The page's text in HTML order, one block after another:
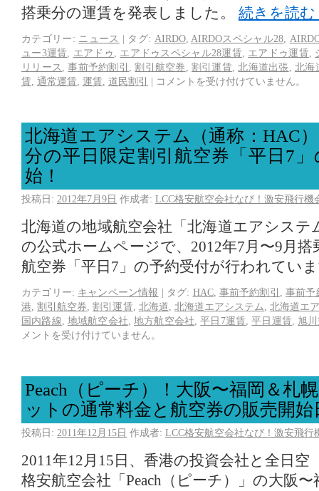
搭乗分の運賃を発表しました。 続きを読む
カテゴリー: ニュース | タグ: AIRDO, AIRDOスペシャル28
ュー3運賃
エアドゥ エアドゥスペシャル28運賃 エアドゥ運賃
リリース
,事前予約割引 ,割引航空券 割引運賃 ,北海道出張 北海
賃 通常運賃 運賃 道民割引 | コメントを受け付けていません。
北海道エアシステム（通称：HAC
分の平日限定割引航空券「平日7
始！
投稿日: 2012年7月9日 作成者: LCC格安航空会社なび！激安飛行機
北海道の地域航空会社「北海道エアシステ
の公式ホームページで、2012年7月〜9月搭
航空券「平日7」の予約受付が行われてい
カテゴリー: キャンペーン情報 | タグ: HAC, 事前予約割引 ,事前予
港 ,割引航空券 ,割引運賃 北海道 北海道エアシステム ,北海道エ
国内路線 地域航空会社 ,地方航空会社 ,平日7運賃 ,平日運賃
旭
メントを受け付けていません。
Peach（ピーチ）！大阪〜福岡＆札
ットの通常料金と航空券の販売開
投稿日: 2011年12月15日 作成者: LCC格安航空会社なび！激安飛行
2011年12月15日、香港の投資会社と全日
格安航空会社「Peach（ピーチ）」の大阪